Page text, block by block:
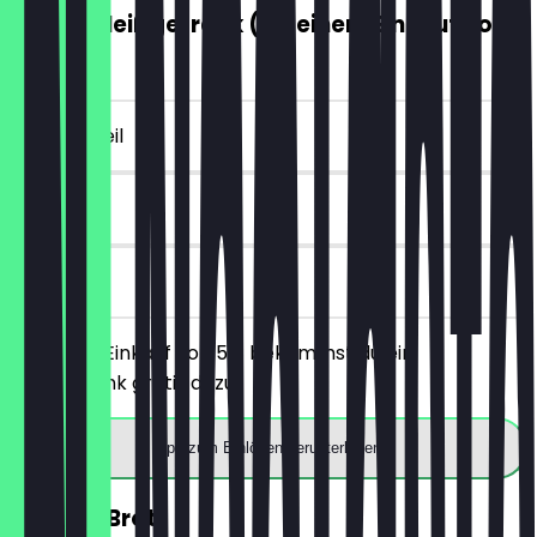
GRATIS Heißgetränk (ab einem Einkauf von
~4 € Vorteil
vor Ort
Ab einem Einkauf von 5€ bekommst du ein
Heißgetränk gratis dazu.
App zum Einlösen herunterladen
30% auf Brot